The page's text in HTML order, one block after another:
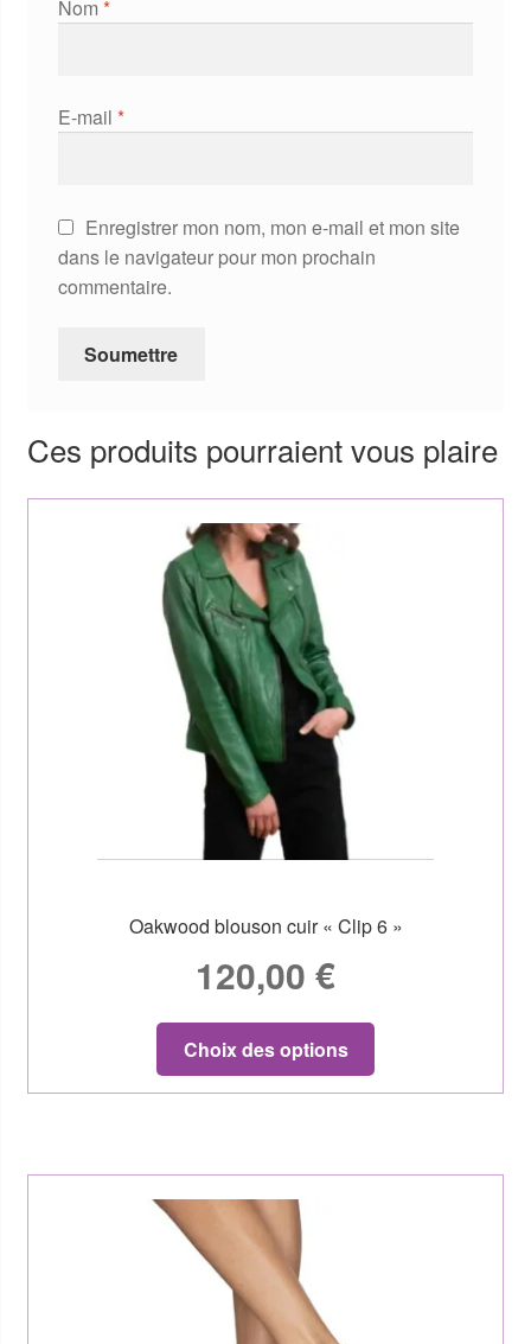
Nom *
E-mail *
Enregistrer mon nom, mon e-mail et mon site
dans le navigateur pour mon prochain
commentaire.
Ces produits pourraient vous plaire
Oakwood blouson cuir « Clip 6 »
120,00 €
Choix des options